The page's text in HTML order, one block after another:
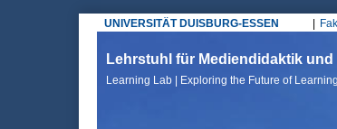
UNIVERSITÄT DUISBURG-ESSEN
Hauptmenü
Lehrstuhl für Mediendidaktik
Learning Lab | Exploring the Future of Learning